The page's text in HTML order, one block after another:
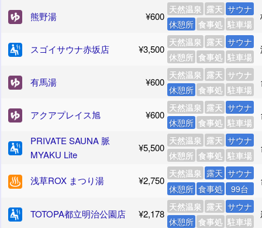
熊野湯 ¥600
天然温泉 露天 サウナ
休憩所 食事処 駐車場
スゴイサウナ赤坂店 ¥3,500
天然温泉 露天 サウナ
休憩所 食事処 駐車場
有馬湯 ¥600
天然温泉 露天 サウナ
休憩所 食事処 駐車場
アクアプレイス旭 ¥600
天然温泉 露天 サウナ
休憩所 食事処 駐車場
PRIVATE SAUNA 脈
MYAKU Lite
¥5,500
天然温泉 露天 サウナ
休憩所 食事処 駐車場
浅草ROX まつり湯 ¥2,750
天然温泉 露天 サウナ
休憩所 食事処 99台
TOTOPA都立明治公園店 ¥2,178
天然温泉 露天 サウナ
休憩所 食事処 駐車場